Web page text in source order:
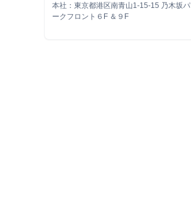
本社：東京都港区南青山1-15-15 乃木坂パ
ークフロント６F ＆９F